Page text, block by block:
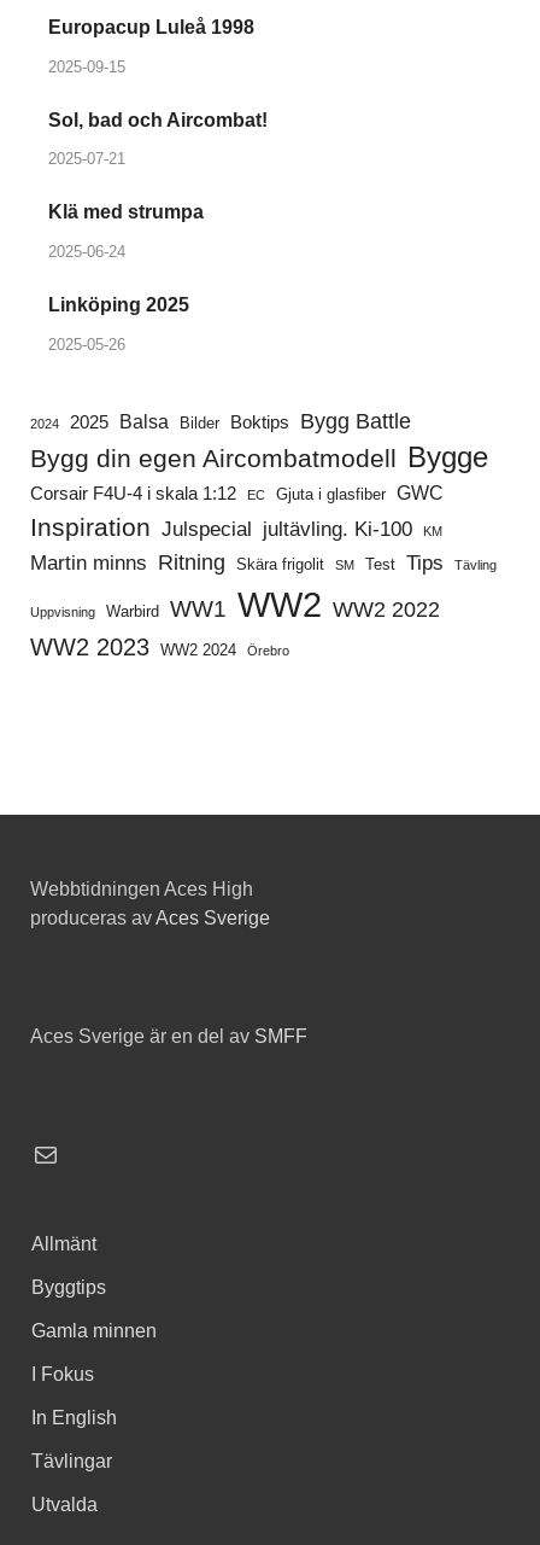
Europacup Luleå 1998
2025-09-15
Sol, bad och Aircombat!
2025-07-21
Klä med strumpa
2025-06-24
Linköping 2025
2025-05-26
2024 2025 Balsa Bilder Boktips Bygg Battle
Bygg din egen Aircombatmodell Bygge
Corsair F4U-4 i skala 1:12 EC Gjuta i glasfiber GWC
Inspiration Julspecial jultävling. Ki-100 KM
Martin minns Ritning Skära frigolit SM Test Tips Tävling
Uppvisning Warbird WW1 WW2 WW2 2022
WW2 2023 WW2 2024 Örebro
Webbtidningen Aces High
produceras avAces Sverige
Aces Sverige är en del av SMFF
Allmänt
Byggtips
Gamla minnen
I Fokus
In English
Tävlingar
Utvalda